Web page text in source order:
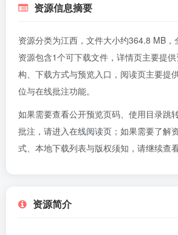
资源信息摘要
资源分类为江西，文件大小约364.8 MB
资源包含1个可下载文件，详情页主要提
构、下载方式与预览入口，阅读页主要提
位与在线批注功能。
如果需要查看公开预览页码、使用目录跳
批注，请进入在线阅读页 ；如果需要了解
式、本地下载列表与版权须知，请继续查
资源简介